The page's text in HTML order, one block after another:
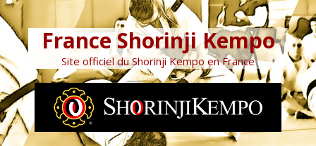
Aller
au
contenu France Shorinji Kempo
Site officiel du Shorinji Kempo en France